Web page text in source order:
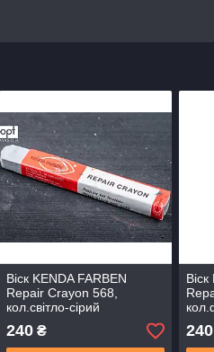
Віск KENDA FARBEN
Repair Crayon 568,
кол.світло-сірий
240₴ 240